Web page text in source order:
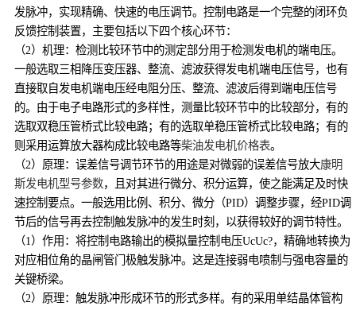
发脉冲，实现精确、快速的电压调节。控制电路是一个完整的闭环负
反馈控制装置，主要包括以下四个核心环节：
（2）机理：检测比较环节中的测定部分用于检测发电机的端电压。
一般选取三相降压变压器、整流、滤波获得发电机端电压信号，也有
直接取自发电机端电压经电阻分压、整流、滤波后得到端电压信号
的。由于电子电路形式的多样性，测量比较环节中的比较部分，有的
选取双稳压管桥式比较电路；有的选取单稳压管桥式比较电路；有的
则采用运算放大器构成比较电路等柴油发电机价格表。
（2）原理：误差信号调节环节的用途是对微弱的误差信号放大康明
斯发电机型号参数，且对其进行微分、积分运算，使之能满足及时快
速控制要点。一般选用比例、积分、微分（PID）调整步骤，经PID调
节后的信号再去控制触发脉冲的发生时刻，以获得较好的调节特性。
（1）作用：将控制电路输出的模拟量控制电压UcUc?，精确地转换为
对应相位角的晶闸管门极触发脉冲。这是连接弱电喷制与强电容量的
关键桥梁。
（2）原理：触发脉冲形成环节的形式多样。有的采用单结晶体管构